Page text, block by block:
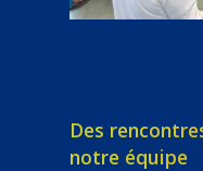
Des
notre équipe